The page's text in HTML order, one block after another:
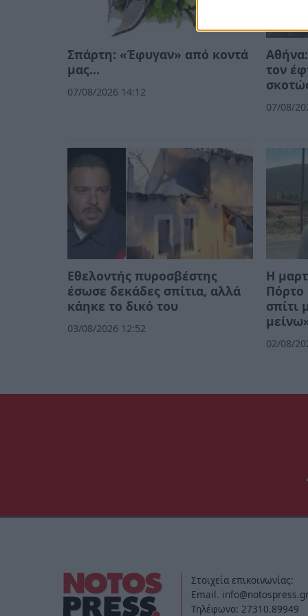
Σπάρτη: «Έφυγαν» από κοντά
μας…
07/08/2026 14:12
τον
07/08/
Εθελοντής πυροσβέστης
έσωσε δεκάδες σπίτια, αλλά
κάηκε το δικό του
03/08/2026 12:52
Η
Πόρτο
σπίτι
02/08/
Στοιχεία επικοινωνίας:
Email. info@notospress.gr
Τηλέφωνο: 27310.89949